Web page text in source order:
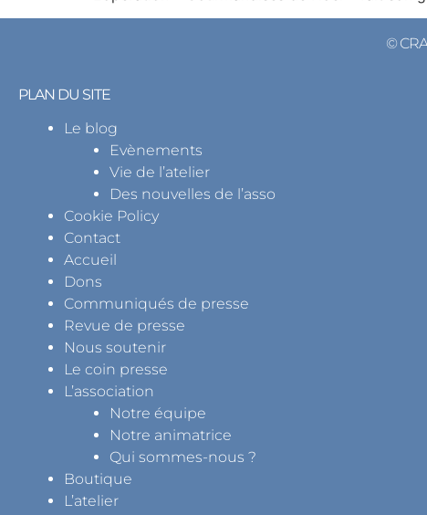
©
PLAN DU SITE
Le blog
Evènements
Vie de l’atelier
Des nouvelles de l’asso
Cookie Policy
Contact
Accueil
Dons
Communiqués de presse
Revue de presse
Nous soutenir
Le coin presse
L’association
Notre équipe
Notre animatrice
Qui sommes-nous ?
Boutique
L’atelier